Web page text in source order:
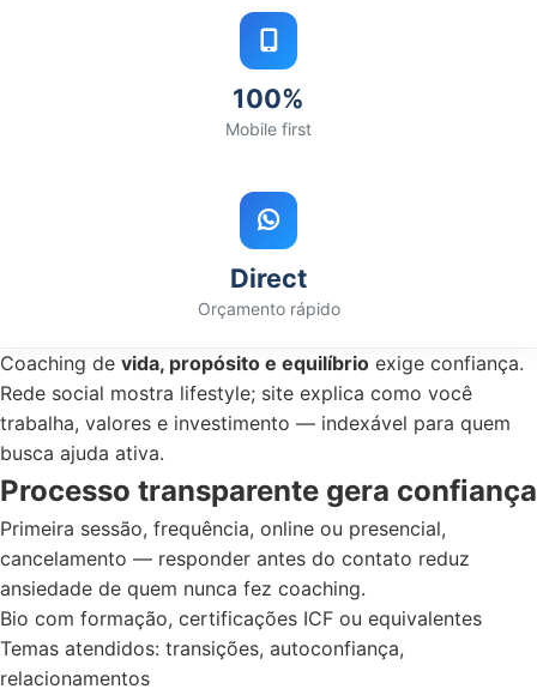
100%
Mobile first
Direct
Orçamento rápido
Coaching de vida, propósito e equilíbrio exige confiança.
Rede social mostra lifestyle; site explica como você
trabalha, valores e investimento — indexável para quem
busca ajuda ativa.
Processo transparente gera confiança
Primeira sessão, frequência, online ou presencial,
cancelamento — responder antes do contato reduz
ansiedade de quem nunca fez coaching.
Bio com formação, certificações ICF ou equivalentes
Temas atendidos: transições, autoconfiança,
relacionamentos